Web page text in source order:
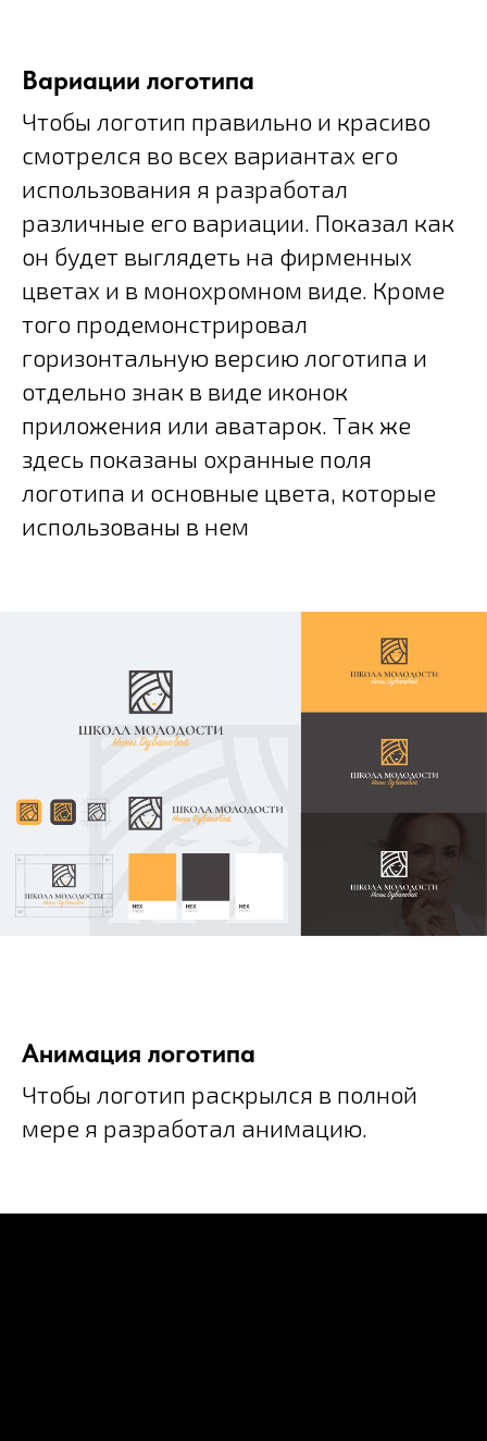
Вариации логотипа
Чтобы логотип правильно и красиво
смотрелся во всех вариантах его
использования я разработал
различные его вариации. Показал как
он будет выглядеть на фирменных
цветах и в монохромном виде. Кроме
того продемонстрировал
горизонтальную версию логотипа и
отдельно знак в виде иконок
приложения или аватарок. Так же
здесь показаны охранные поля
логотипа и основные цвета, которые
использованы в нем
Анимация логотипа
Чтобы логотип раскрылся в полной
мере я разработал анимацию.